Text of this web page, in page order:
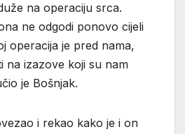
na operaciju srca.
ne odgodi ponovo cijeli
operacija je pred nama,
na izazove koji su nam
je Bošnjak.
i rekao kako je i on